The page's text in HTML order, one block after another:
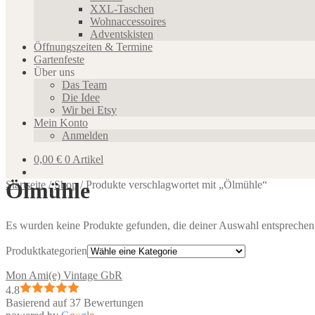
XXL-Taschen
Wohnaccessoires
Adventskisten
Öffnungszeiten & Termine
Gartenfeste
Über uns
Das Team
Die Idee
Wir bei Etsy
Mein Konto
Anmelden
0,00 € 0 Artikel
Startseite /Shop/Produkte verschlagwortet mit „Ölmühle“
Ölmühle
Es wurden keine Produkte gefunden, die deiner Auswahl
Produktkategorien
Mon Ami(e) Vintage GbR
4.8
Basierend auf 37 Bewertungen